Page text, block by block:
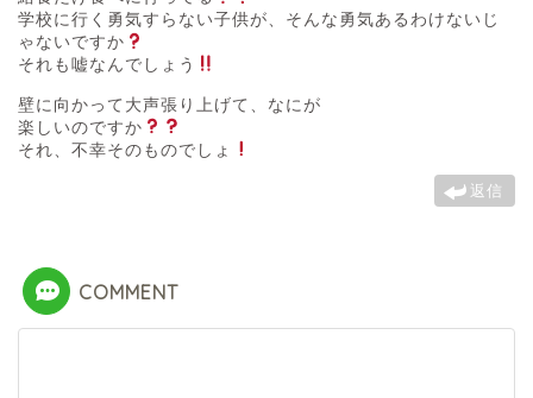
学校に行く勇気すらない子供が、そんな勇気あるわけないじ
ゃないですか
それも嘘なんでしょう
壁に向かって大声張り上げて、なにが
楽しいのですか
それ、不幸そのものでしょ
返信
COMMENT